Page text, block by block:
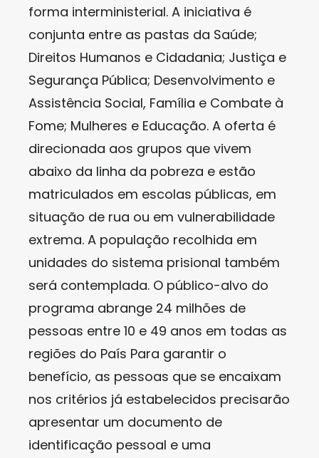
forma interministerial. A iniciativa é
conjunta entre as pastas da Saúde;
Direitos Humanos e Cidadania; Justiça e
Segurança Pública; Desenvolvimento e
Assistência Social, Família e Combate à
Fome; Mulheres e Educação. A oferta é
direcionada aos grupos que vivem
abaixo da linha da pobreza e estão
matriculados em escolas públicas, em
situação de rua ou em vulnerabilidade
extrema. A população recolhida em
unidades do sistema prisional também
será contemplada. O público-alvo do
programa abrange 24 milhões de
pessoas entre 10 e 49 anos em todas as
regiões do País Para garantir o
benefício, as pessoas que se encaixam
nos critérios já estabelecidos precisarão
apresentar um documento de
identificação pessoal e uma